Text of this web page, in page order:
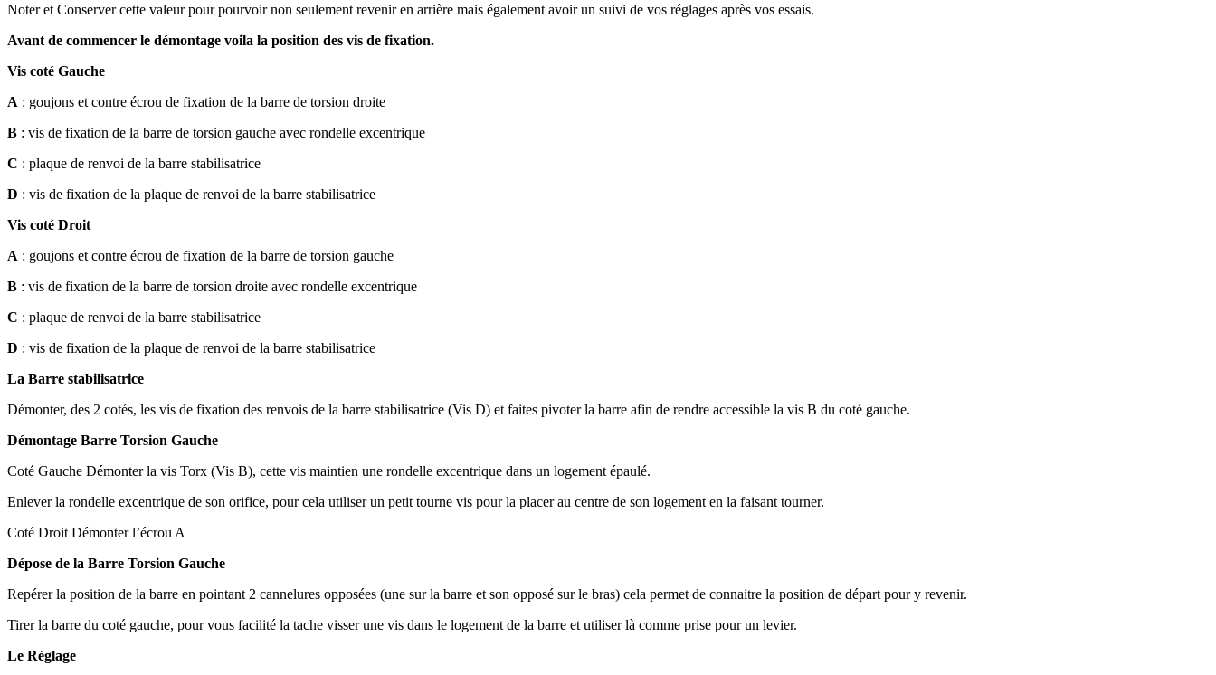
Noter et Conserver cette valeur pour pourvoir non seulement revenir en arrière mais également avoir un suivi de vos réglages après vos essais.
Avant de commencer le démontage voila la position des vis de fixation.
Vis coté Gauche
A : goujons et contre écrou de fixation de la barre de torsion droite
B : vis de fixation de la barre de torsion gauche avec rondelle excentrique
C : plaque de renvoi de la barre stabilisatrice
D : vis de fixation de la plaque de renvoi de la barre stabilisatrice
Vis coté Droit
A : goujons et contre écrou de fixation de la barre de torsion gauche
B : vis de fixation de la barre de torsion droite avec rondelle excentrique
C : plaque de renvoi de la barre stabilisatrice
D : vis de fixation de la plaque de renvoi de la barre stabilisatrice
La Barre stabilisatrice
Démonter, des 2 cotés, les vis de fixation des renvois de la barre stabilisatrice (Vis D) et faites pivoter la barre afin de rendre accessible la vis B du coté gauche.
Démontage Barre Torsion Gauche
Coté Gauche Démonter la vis Torx (Vis B), cette vis maintien une rondelle excentrique dans un logement épaulé.
Enlever la rondelle excentrique de son orifice, pour cela utiliser un petit tourne vis pour la placer au centre de son logement en la faisant tourner.
Coté Droit Démonter l’écrou A
Dépose de la Barre Torsion Gauche
Repérer la position de la barre en pointant 2 cannelures opposées (une sur la barre et son opposé sur le bras) cela permet de connaitre la position de départ pour y revenir.
Tirer la barre du coté gauche, pour vous facilité la tache visser une vis dans le logement de la barre et utiliser là comme prise pour un levier.
Le Réglage